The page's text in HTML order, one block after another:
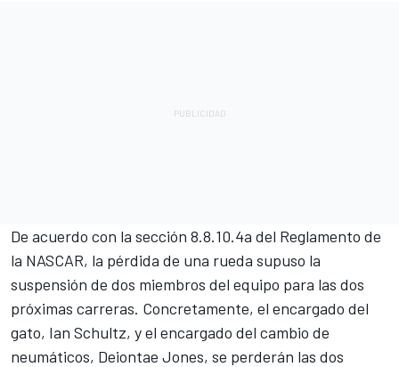
De acuerdo con la sección 8.8.10.4a del Reglamento de
la NASCAR, la pérdida de una rueda supuso la
suspensión de dos miembros del equipo para las dos
próximas carreras. Concretamente, el encargado del
gato, Ian Schultz, y el encargado del cambio de
neumáticos, Deiontae Jones, se perderán las dos